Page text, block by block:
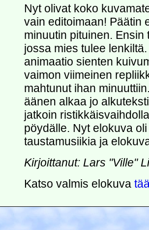
Nyt olivat koko
vain editoimaan! Päätin
minuutin pituinen.
jossa mies tulee
animaatio sienten
vaimon viimeinen
mahtunut ihan
äänen alkaa jo
jatkoin
pöydälle. Nyt elokuva
taustamusiikia ja
Kirjoittanut: Lars "Ville"
Katso valmis elokuva